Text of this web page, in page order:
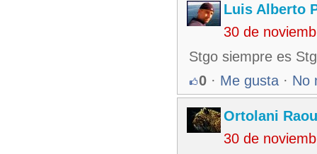
Luis Alberto
30 de
Stgo siempre es
0 · Me gusta · No
Ortolani
30 de